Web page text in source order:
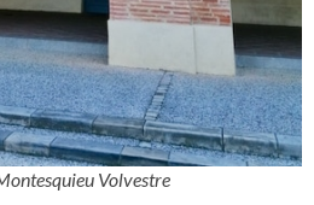
Volvestre